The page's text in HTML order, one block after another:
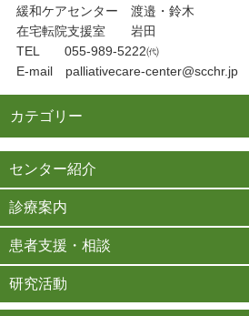
緩和ケアセンター 渡邉・鈴木
在宅転院支援室 岩田
TEL 055-989-5222㈹
E-mail palliativecare-center@scchr.jp
カテゴリー
センター紹介
診療案内
患者支援・相談
研究活動